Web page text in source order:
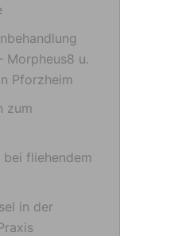
Morpheus8 u.
Pforzheim
zum
fliehendem
in der